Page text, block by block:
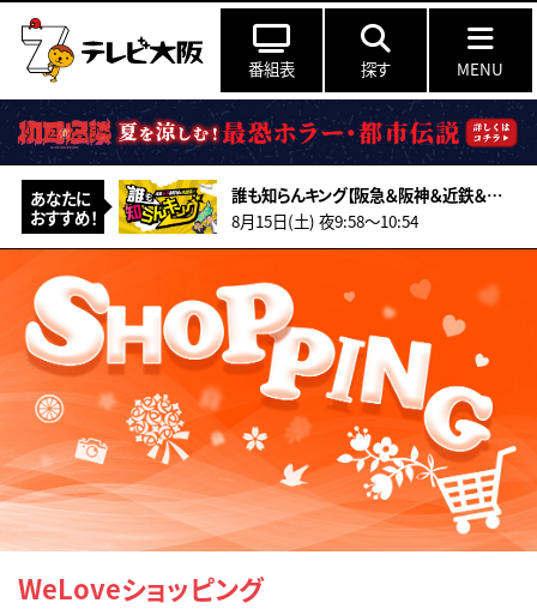
番組表 探す MENU
あなたに
おすすめ！
誰も知らんキング【阪急＆阪神＆近鉄＆南海＆メトロ…鉄道ミステリー2026夏】
8月15日(土) 夜9:58〜10:54
WeLoveショッピング